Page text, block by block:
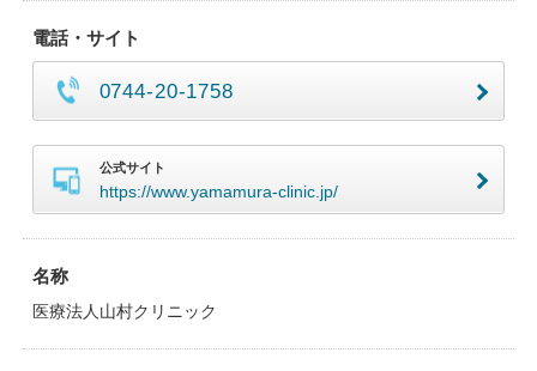
電話・サイト
0744-20-1758
公式サイト
https://www.yamamura-clinic.jp/
名称
医療法人山村クリニック